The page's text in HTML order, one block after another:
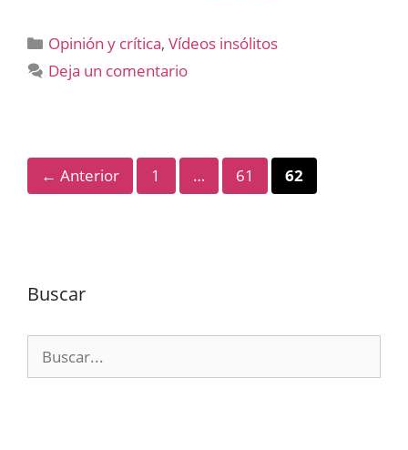
Categorías
Opinión y crítica,Vídeos insólitos
Deja un comentario
← Anterior Página
1 … Página
61 Página
62
Buscar